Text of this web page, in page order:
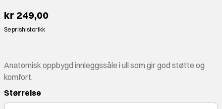
kr 249,00
Se prishistorikk
Anatomisk oppbygd innleggssåle i ull som gir god støtte og
komfort.
Størrelse